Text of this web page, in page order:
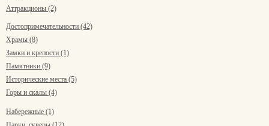
Аттракционы (2)
Достопримечательности (42)
Храмы (8)
Замки и крепости (1)
Памятники (9)
Исторические места (5)
Горы и скалы (4)
Набережные (1)